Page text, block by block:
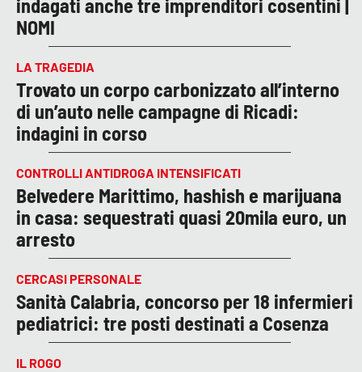
indagati anche tre imprenditori cosentini |
NOMI
LA TRAGEDIA
Trovato un corpo carbonizzato all’interno
di un’auto nelle campagne di Ricadi:
indagini in corso
CONTROLLI ANTIDROGA INTENSIFICATI
Belvedere Marittimo, hashish e marijuana
in casa: sequestrati quasi 20mila euro, un
arresto
CERCASI PERSONALE
Sanità Calabria, concorso per 18 infermieri
pediatrici: tre posti destinati a Cosenza
IL ROGO